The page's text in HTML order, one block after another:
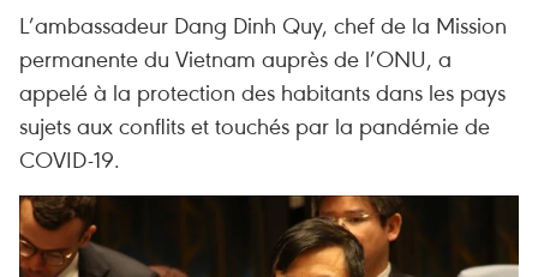
L’ambassadeur Dang Dinh Quy, chef de la Mission
permanente du Vietnam auprès de l’ONU, a
appelé à la protection des habitants dans les pays
sujets aux conflits et touchés par la pandémie de
COVID-19.